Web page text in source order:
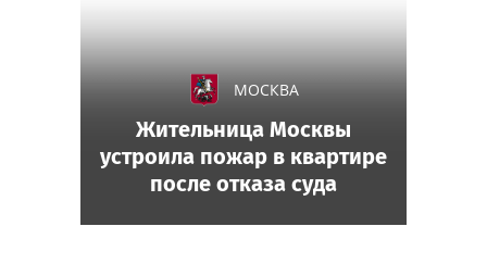
МОСКВА
Жительница Москвы
устроила пожар в квартире
после отказа суда